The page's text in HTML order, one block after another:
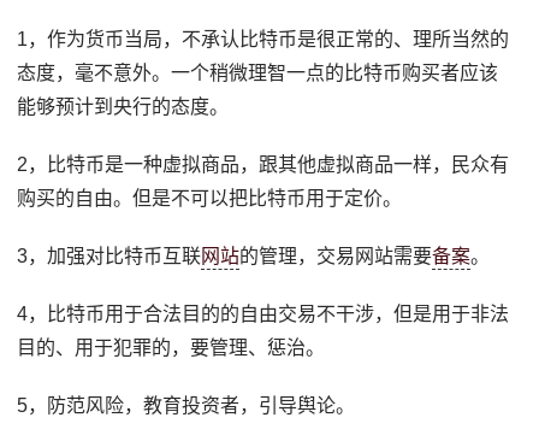
1，作为货币当局，不承认比特币是很正常的、理所当然的
态度，毫不意外。一个稍微理智一点的比特币购买者应该
能够预计到央行的态度。
2，比特币是一种虚拟商品，跟其他虚拟商品一样，民众有
购买的自由。但是不可以把比特币用于定价。
3，加强对比特币互联网站的管理，交易网站需要备案。
4，比特币用于合法目的的自由交易不干涉，但是用于非法
目的、用于犯罪的，要管理、惩治。
5，防范风险，教育投资者，引导舆论。